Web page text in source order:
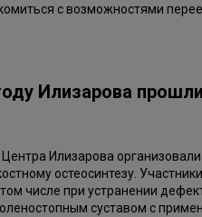
с возможностями
Илизарова
Илизарова
остеосинтезу. Участники
числе при устранении
суставом с